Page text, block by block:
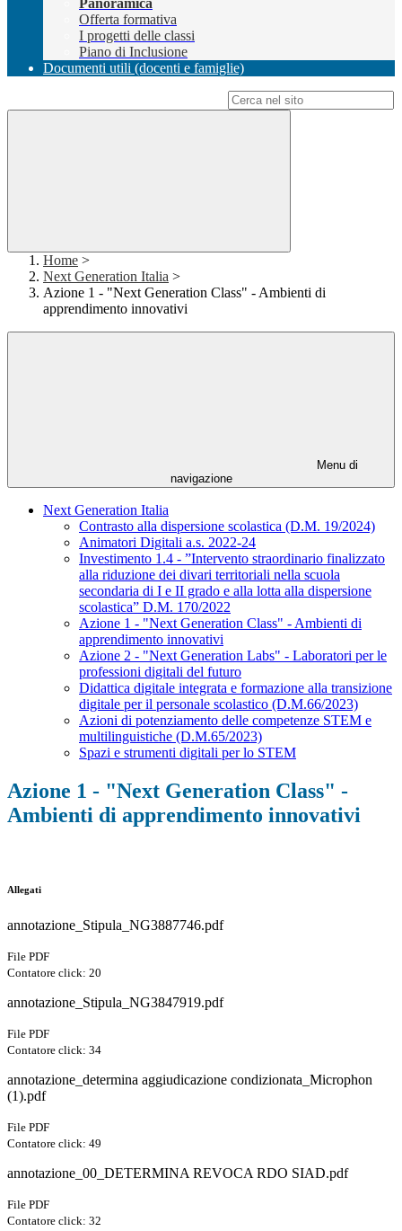
Panoramica
Offerta formativa
I progetti delle classi
Piano di Inclusione
Documenti utili (docenti e famiglie)
Home >
Next Generation Italia >
Azione 1 - "Next Generation Class" - Ambienti di
apprendimento innovativi
Menu di
navigazione
Next Generation Italia
Contrasto alla dispersione scolastica (D.M. 19/2024)
Animatori Digitali a.s. 2022-24
Investimento 1.4 - ”Intervento straordinario finalizzato
alla riduzione dei divari territoriali nella scuola
secondaria di I e II grado e alla lotta alla dispersione
scolastica” D.M. 170/2022
Azione 1 - "Next Generation Class" - Ambienti di
apprendimento innovativi
Azione 2 - "Next Generation Labs" - Laboratori per le
professioni digitali del futuro
Didattica digitale integrata e formazione alla transizione
digitale per il personale scolastico (D.M.66/2023)
Azioni di potenziamento delle competenze STEM e
multilinguistiche (D.M.65/2023)
Spazi e strumenti digitali per lo STEM
Azione 1 - "Next Generation Class" -
Ambienti di apprendimento innovativi
Allegati
annotazione_Stipula_NG3887746.pdf
File PDF
Contatore click: 20
annotazione_Stipula_NG3847919.pdf
File PDF
Contatore click: 34
annotazione_determina aggiudicazione condizionata_Microphon
(1).pdf
File PDF
Contatore click: 49
annotazione_00_DETERMINA REVOCA RDO SIAD.pdf
File PDF
Contatore click: 32